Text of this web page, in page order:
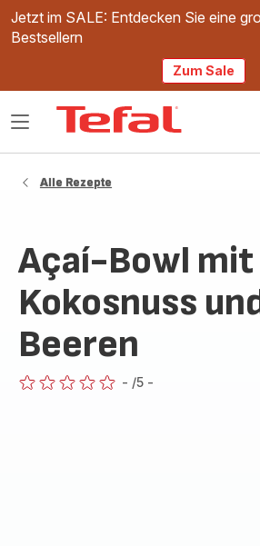
Jetzt im SALE: Entdecken Sie eine
Bestsellern
Zum Sale
Das
Alle Rezepte
Açaí-Bowl mit
Kokosnuss
Beeren
- /5 -